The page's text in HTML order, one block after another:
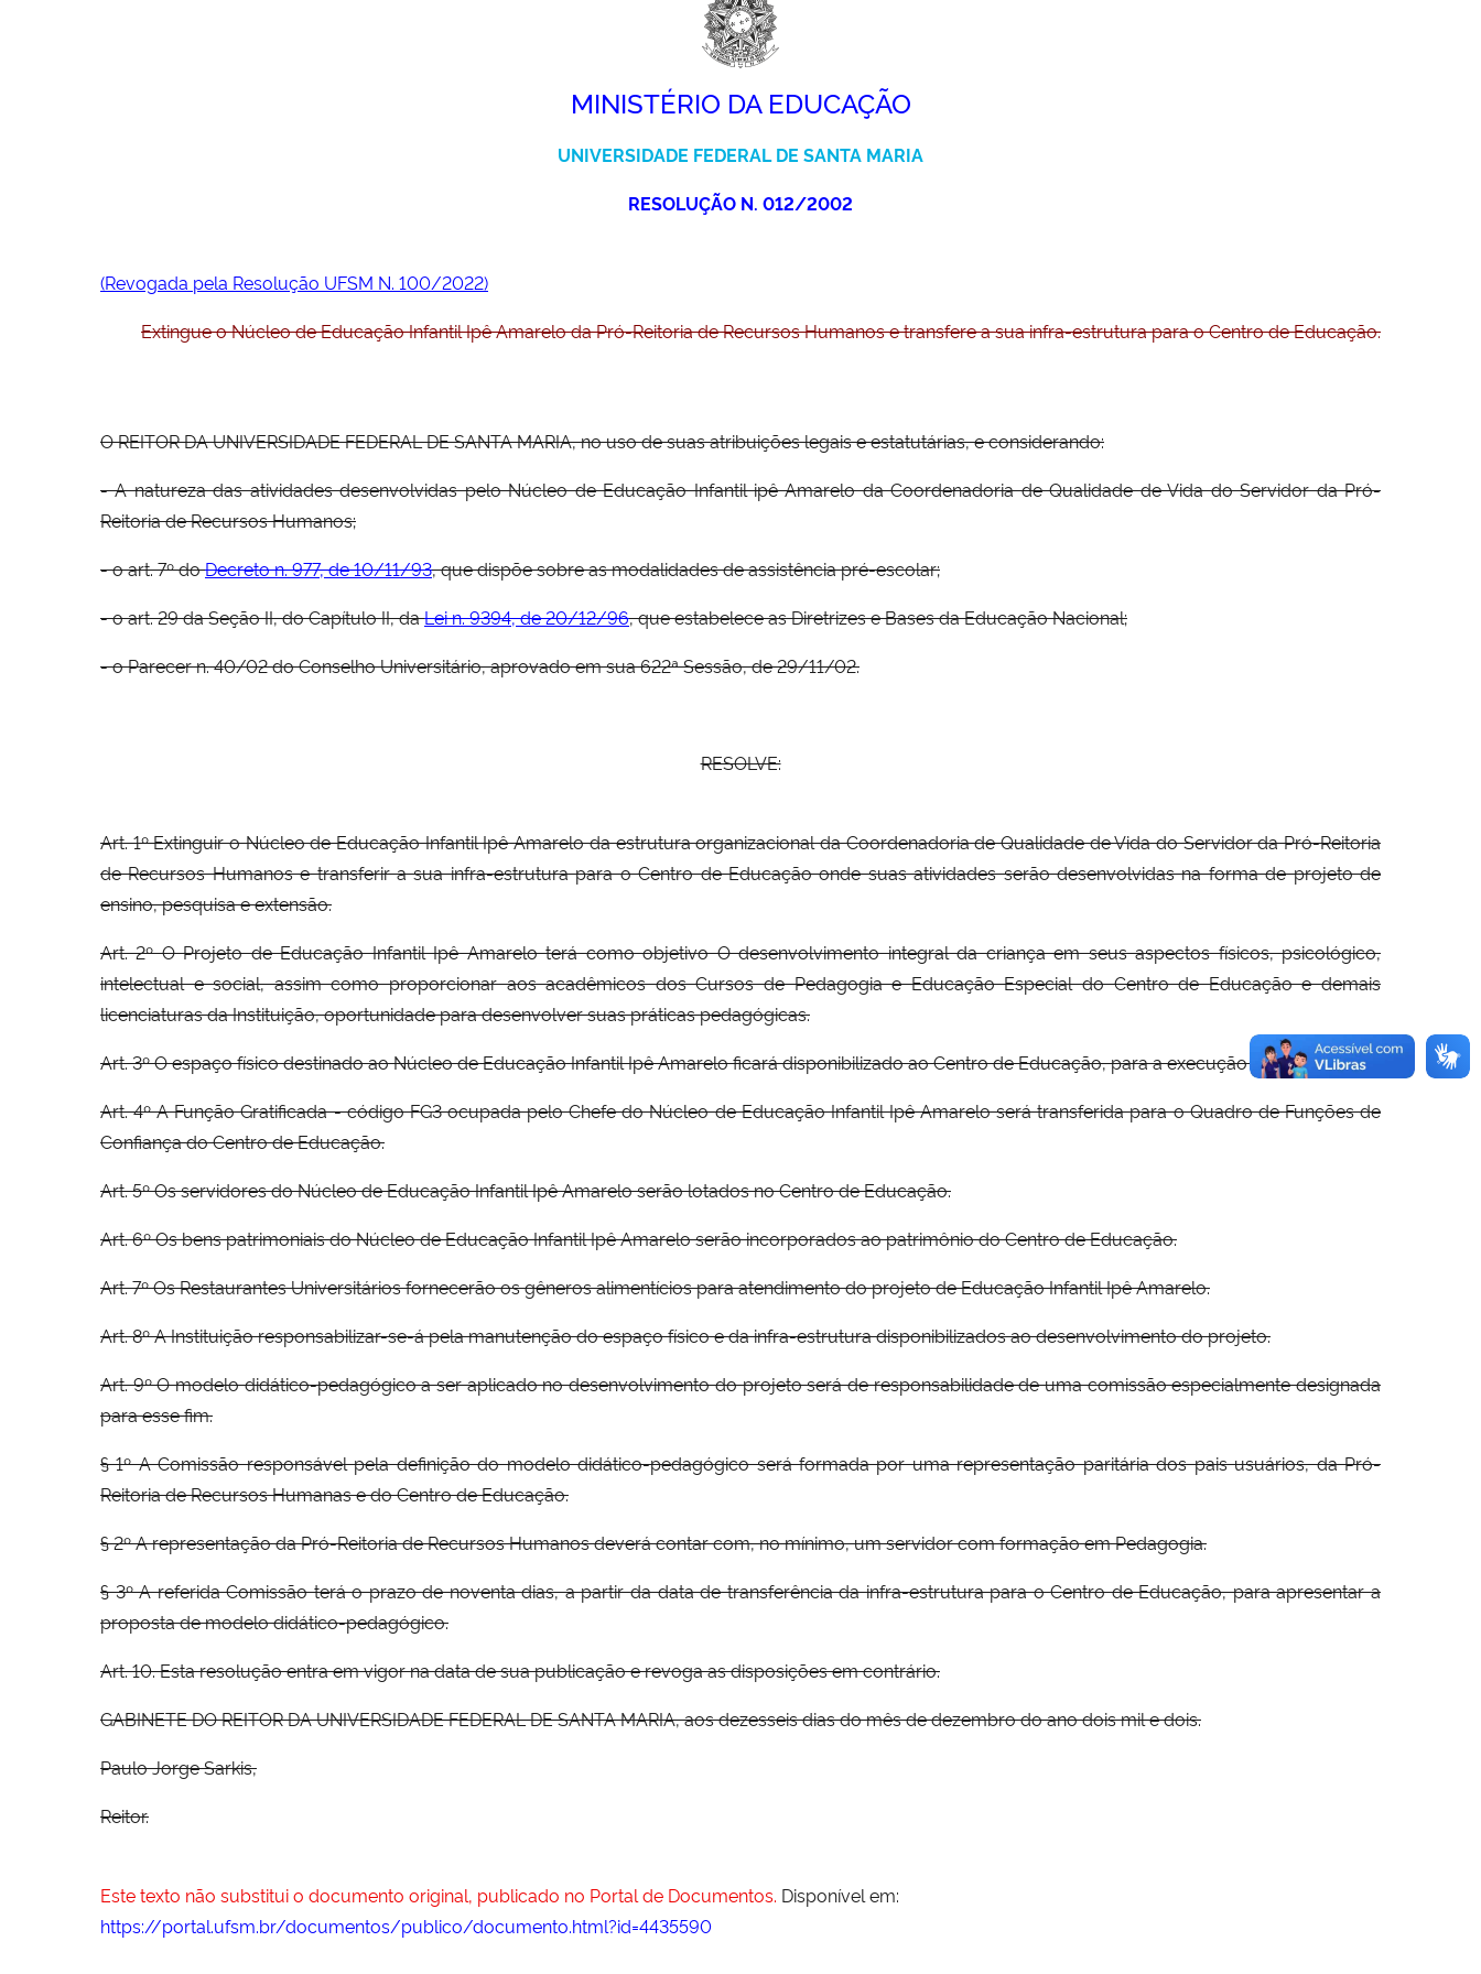
MINISTÉRIO DA EDUCAÇÃO
UNIVERSIDADE FEDERAL DE SANTA MARIA
RESOLUÇÃO N. 012/2002
(Revogada pela Resolução UFSM N. 100/2022)
Extingue o Núcleo de Educação Infantil Ipê Amarelo da Pró-Reitoria de Recursos Humanos e transfere a sua infra-estrutura para o Centro de Educação.
O REITOR DA UNIVERSIDADE FEDERAL DE SANTA MARIA, no uso de suas atribuições legais e estatutárias, e considerando:
- A natureza das atividades desenvolvidas pelo Núcleo de Educação Infantil ipê Amarelo da Coordenadoria de Qualidade de Vida do Servidor da Pró-
Reitoria de Recursos Humanos;
- o art. 7º doDecreto n. 977, de 10/11/93, que dispõe sobre as modalidades de assistência pré-escolar;
- o art. 29 da Seção II, do Capítulo II, daLei n. 9394, de 20/12/96, que estabelece as Diretrizes e Bases da Educação Nacional;
- o Parecer n. 40/02 do Conselho Universitário, aprovado em sua 622ª Sessão, de 29/11/02.
RESOLVE:
Art. 1º Extinguir o Núcleo de Educação Infantil Ipê Amarelo da estrutura organizacional da Coordenadoria de Qualidade de Vida do Servidor da Pró-Reitoria
de Recursos Humanos e transferir a sua infra-estrutura para o Centro de Educação onde suas atividades serão desenvolvidas na forma de projeto de
ensino, pesquisa e extensão.
Art. 2º O Projeto de Educação Infantil Ipê Amarelo terá como objetivo O desenvolvimento integral da criança em seus aspectos físicos, psicológico,
intelectual e social, assim como proporcionar aos acadêmicos dos Cursos de Pedagogia e Educação Especial do Centro de Educação e demais
licenciaturas da Instituição, oportunidade para desenvolver suas práticas pedagógicas.
Art. 3º O espaço físico destinado ao Núcleo de Educação Infantil Ipê Amarelo ficará disponibilizado ao Centro de Educação, para a execução do projeto.
Art. 4º A Função Gratificada - código FG3 ocupada pelo Chefe do Núcleo de Educação Infantil Ipê Amarelo será transferida para o Quadro de Funções de
Confiança do Centro de Educação.
Art. 5º Os servidores do Núcleo de Educação Infantil Ipê Amarelo serão lotados no Centro de Educação.
Art. 6º Os bens patrimoniais do Núcleo de Educação Infantil Ipê Amarelo serão incorporados ao patrimônio do Centro de Educação.
Art. 7º Os Restaurantes Universitários fornecerão os gêneros alimentícios para atendimento do projeto de Educação Infantil Ipê Amarelo.
Art. 8º A Instituição responsabilizar-se-á pela manutenção do espaço físico e da infra-estrutura disponibilizados ao desenvolvimento do projeto.
Art. 9º O modelo didático-pedagógico a ser aplicado no desenvolvimento do projeto será de responsabilidade de uma comissão especialmente designada
para esse fim.
§ 1º A Comissão responsável pela definição do modelo didático-pedagógico será formada por uma representação paritária dos pais usuários, da Pró-
Reitoria de Recursos Humanas e do Centro de Educação.
§ 2º A representação da Pró-Reitoria de Recursos Humanos deverá contar com, no mínimo, um servidor com formação em Pedagogia.
§ 3º A referida Comissão terá o prazo de noventa dias, a partir da data de transferência da infra-estrutura para o Centro de Educação, para apresentar a
proposta de modelo didático-pedagógico.
Art. 10. Esta resolução entra em vigor na data de sua publicação e revoga as disposições em contrário.
GABINETE DO REITOR DA UNIVERSIDADE FEDERAL DE SANTA MARIA, aos dezesseis dias do mês de dezembro do ano dois mil e dois.
Paulo Jorge Sarkis,
Reitor.
Este texto não substitui o documento original, publicado no Portal de Documentos. Disponível em:
https://portal.ufsm.br/documentos/publico/documento.html?id=4435590